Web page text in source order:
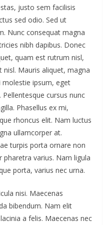
justo sem facilisis
sed odio. Sed ut
Nunc consequat magna
nibh dapibus. Donec
quam est rutrum nisl,
Mauris aliquet, magna
molestie ipsum, eget
cursus nunc
Phasellus ex mi,
rhoncus elit. Nam luctus
ullamcorper at.
turpis porta ornare non
varius. Nam ligula
porta, varius nec urna.
nisi. Maecenas
bibendum. Nam elit
a felis. Maecenas nec